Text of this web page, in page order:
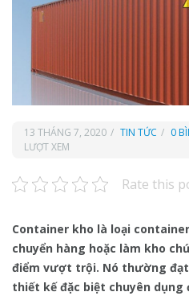
13 THÁNG 7, 2020 TIN TỨC 0
LƯỢT XEM
Rate this
Container kho là loại
chuyển hàng hoặc làm kho
điểm vượt trội. Nó thường đạt
thiết kế đặc biệt chuyên dụng